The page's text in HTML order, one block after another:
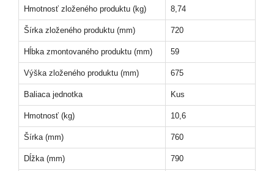
Hmotnosť zloženého produktu (kg) 8,74
Šírka zloženého produktu (mm) 720
Hĺbka zmontovaného produktu (mm) 59
Výška zloženého produktu (mm) 675
Baliaca jednotka Kus
Hmotnosť (kg) 10,6
Šírka (mm) 760
Dĺžka (mm) 790